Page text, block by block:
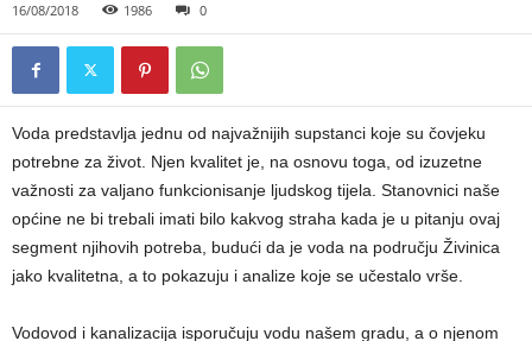
16/08/2018 1986 0
Voda predstavlja jednu od najvažnijih supstanci koje su čovjeku
potrebne za život. Njen kvalitet je, na osnovu toga, od izuzetne
važnosti za valjano funkcionisanje ljudskog tijela. Stanovnici naše
općine ne bi trebali imati bilo kakvog straha kada je u pitanju ovaj
segment njihovih potreba, budući da je voda na području Živinica
jako kvalitetna, a to pokazuju i analize koje se učestalo vrše.
Vodovod i kanalizacija isporučuju vodu našem gradu, a o njenom